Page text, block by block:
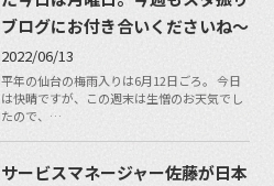
ブログにお付き合いくださいね〜
2022/06/13
平年の仙台の梅雨入りは6月12日ごろ。 今日
は快晴ですが、この週末は生憎のお天気でし
たので、…
サービスマネージャー佐藤が日本